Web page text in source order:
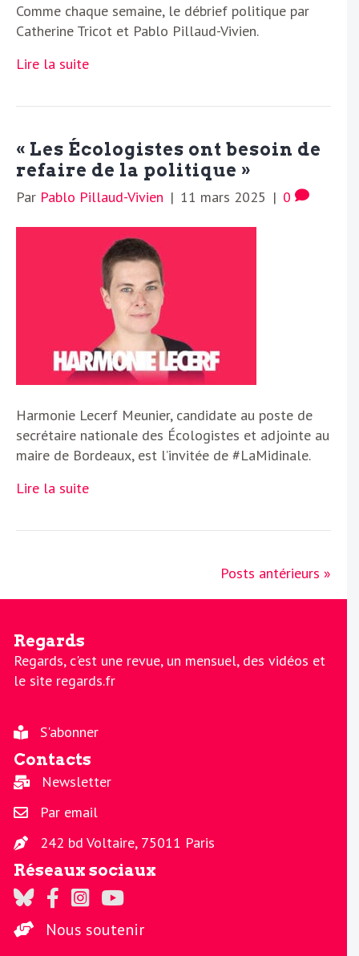
Comme chaque semaine, le débrief politique par
Catherine Tricot et Pablo Pillaud-Vivien.
Lire la suite
« Les Écologistes ont besoin de
refaire de la politique »
Par Pablo Pillaud-Vivien | 11 mars 2025 | 0
Harmonie Lecerf Meunier, candidate au poste de
secrétaire nationale des Écologistes et adjointe au
maire de Bordeaux, est l’invitée de #LaMidinale.
Lire la suite
Posts antérieurs »
Regards
Regards, c'est une revue, un mensuel, des vidéos et
le site regards.fr
S'abonner
Contacts
Newsletter
Par email
242 bd Voltaire, 75011 Paris
Réseaux sociaux
Regards sur Twitter
Regards sur Facebook
Regards sur Instagram
La chaine Regards sur Youtube
Nous soutenir